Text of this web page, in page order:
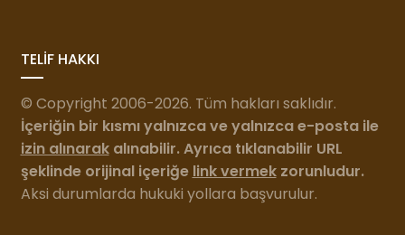
TELİF HAKKI
© Copyright 2006-2026. Tüm hakları saklıdır.
İçeriğin bir kısmı yalnızca ve yalnızca e-posta ile
izin alınarakalınabilir. Ayrıca tıklanabilir URL
şeklinde orijinal içeriğe link vermekzorunludur.
Aksi durumlarda hukuki yollara başvurulur.